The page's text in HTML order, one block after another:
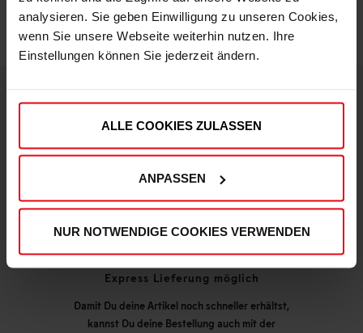
analysieren. Sie geben Einwilligung zu unseren Cookies,
wenn Sie unsere Webseite weiterhin nutzen. Ihre
Einstellungen können Sie jederzeit ändern.
ALLE COOKIES ZULASSEN
ANPASSEN
NUR NOTWENDIGE COOKIES VERWENDEN
DEINE VORTEILE IN UNSEREM SHOP
Express Lieferung möglich
Damit Du deine Artikel noch schneller erhältst,
kannst Du deine Bestellung auch mit der